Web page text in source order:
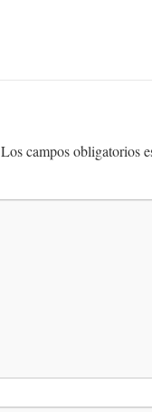
Los campos obligatorios